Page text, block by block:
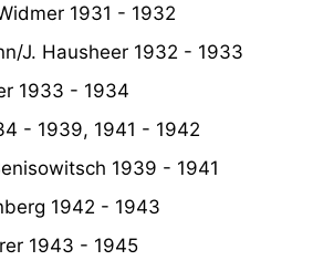
1931 - 1932
J. Hausheer 1932 - 1933
1933 - 1934
- 1939, 1941 - 1942
1939 - 1941
1942 - 1943
1943 - 1945